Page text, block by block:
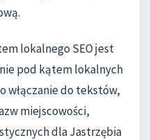
lokalnego SEO jest
pod kątem lokalnych
włączanie do tekstów,
miejscowości,
dla Jastrzębia